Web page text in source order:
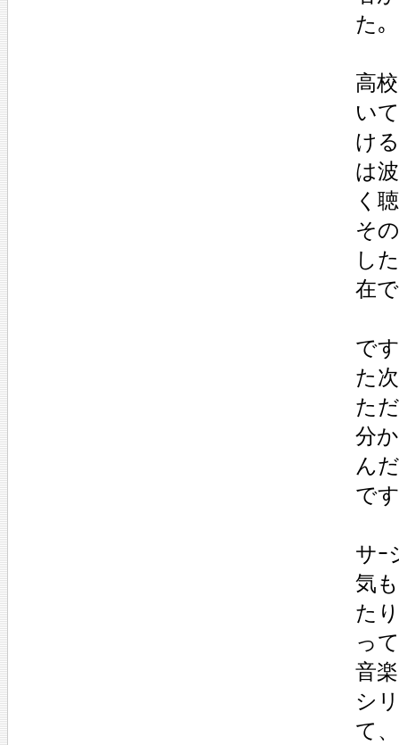
た｡
高
い
け
は
く
そ
し
在
で
た
た
分
ん
で
サｰ
気
た
っ
音
シ
て